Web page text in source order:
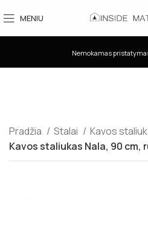
MENIU
Nemokamas
Pradžia Stalai
Kavos
Kavos staliukas Nala, 90 cm,